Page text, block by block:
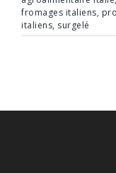
fromages italiens,
italiens, surgelé